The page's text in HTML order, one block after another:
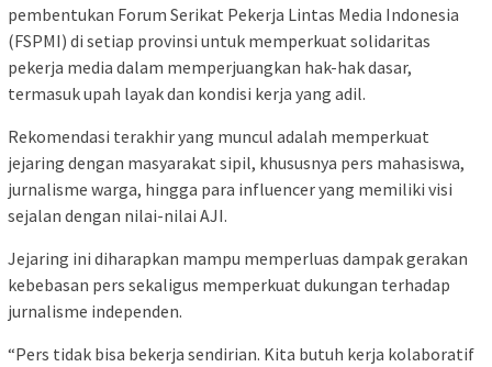
pembentukan Forum Serikat Pekerja Lintas Media Indonesia
(FSPMI) di setiap provinsi untuk memperkuat solidaritas
pekerja media dalam memperjuangkan hak-hak dasar,
termasuk upah layak dan kondisi kerja yang adil.
Rekomendasi terakhir yang muncul adalah memperkuat
jejaring dengan masyarakat sipil, khususnya pers mahasiswa,
jurnalisme warga, hingga para influencer yang memiliki visi
sejalan dengan nilai-nilai AJI.
Jejaring ini diharapkan mampu memperluas dampak gerakan
kebebasan pers sekaligus memperkuat dukungan terhadap
jurnalisme independen.
“Pers tidak bisa bekerja sendirian. Kita butuh kerja kolaboratif